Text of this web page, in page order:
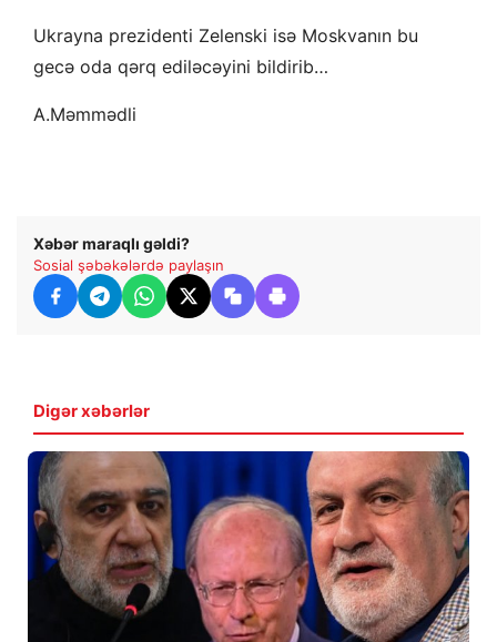
Ukrayna prezidenti Zelenski isə Moskvanın bu
gecə oda qərq ediləcəyini bildirib…
A.Məmmədli
Xəbər maraqlı gəldi?
Sosial şəbəkələrdə paylaşın
Digər xəbərlər